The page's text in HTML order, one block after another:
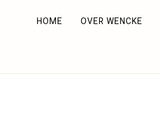
HOME OVER WENCKE